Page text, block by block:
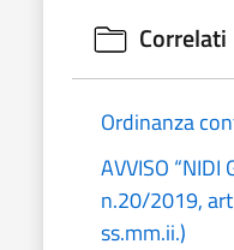
Correlati
Ordinanza
AVVISO “NIDI
n.20/2019,
ss.mm.ii.)